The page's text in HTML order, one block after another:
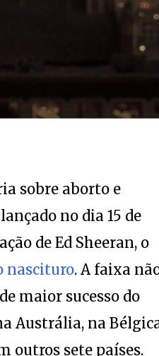
sobre aborto e
no dia 15 de
de Ed Sheeran, o
nascituro. A faixa
maior sucesso do
Austrália, na
outros sete países.